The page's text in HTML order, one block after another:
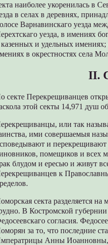
наиболее укоренилась в
в селах в деревнях,
Варнавинскаго уезда
уезда, в имениях
и удельных имениях;
в окрестностях села
II.
секте Перекрещиванцев
этой секты 14,971 душ
или так
ими совершаемыя
и
помещиков и всех
блудом и ересью и живут
к
секта разделяется
В Костромской
согласия.
за то, что последние
Анны Иоанновны,